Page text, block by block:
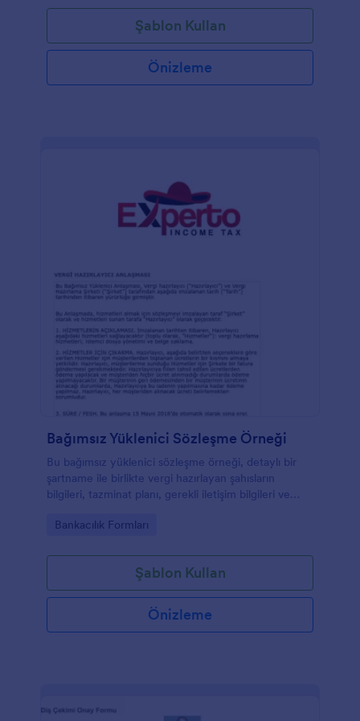
Şablon Kullan
Önizleme
Bağımsız Yüklenici Sözleşme Örneği
Bu bağımsız yüklenici sözleşme örneği, detaylı bir
şartname ile birlikte vergi hazırlayan şahısların
bilgileri, tazminat planı, gerekli iletişim bilgileri ve
Go to Category:
Bankacılık Formları
Şablon Kullan
Önizleme